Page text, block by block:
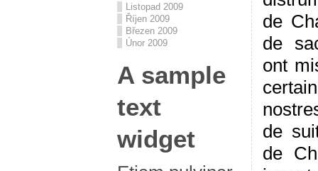
Listopad 2009
Říjen 2009
Březen 2009
Únor 2009
A sample
text
widget
de
de
ont
de
de